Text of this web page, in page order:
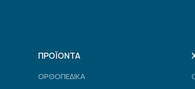
ΠΡΟΪΟΝΤΑ
ΟΡΘΟΠΕΔΙΚΑ